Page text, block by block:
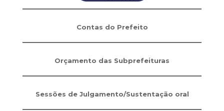
Contas do Prefeito
Orçamento das Subprefeituras
Sessões de Julgamento/Sustentação oral